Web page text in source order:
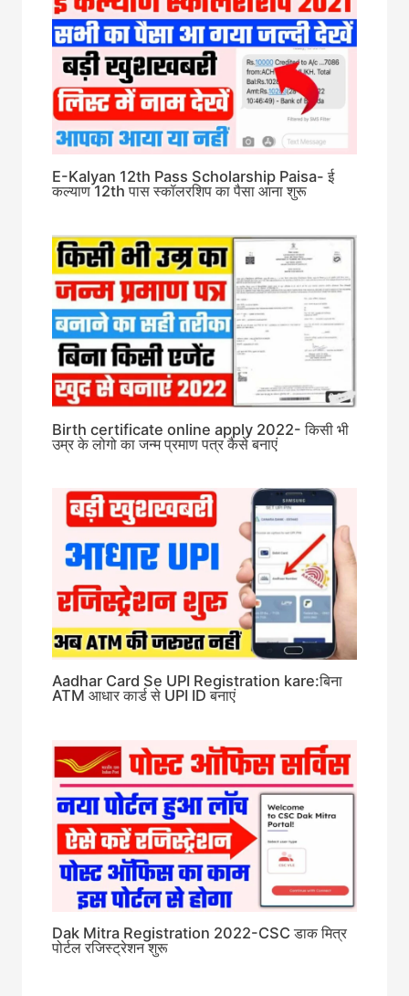
E-Kalyan 12th Pass Scholarship Paisa- ई
कल्याण 12th पास स्कॉलरशिप का पैसा आना शुरू
Birth certificate online apply 2022- किसी भी
उम्र के लोगो का जन्म प्रमाण पत्र कैसे बनाएं
Aadhar Card Se UPI Registration kare:बिना
ATM आधार कार्ड से UPI ID बनाएं
Dak Mitra Registration 2022-CSC डाक मित्र
पोर्टल रजिस्ट्रेशन शुरू